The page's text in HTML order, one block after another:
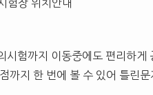
험장 위치안내
시험까지 이동중에도 편리하
까지 한 번에 볼 수 있어 틀린